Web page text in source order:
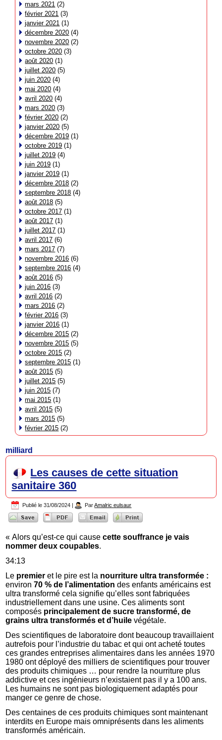
mars 2021 (2)
février 2021 (3)
janvier 2021 (1)
décembre 2020 (4)
novembre 2020 (2)
octobre 2020 (3)
août 2020 (1)
juillet 2020 (5)
juin 2020 (4)
mai 2020 (4)
avril 2020 (4)
mars 2020 (3)
février 2020 (2)
janvier 2020 (5)
décembre 2019 (1)
octobre 2019 (1)
juillet 2019 (4)
juin 2019 (1)
janvier 2019 (1)
décembre 2018 (2)
septembre 2018 (4)
août 2018 (5)
octobre 2017 (1)
août 2017 (1)
juillet 2017 (1)
avril 2017 (6)
mars 2017 (7)
novembre 2016 (6)
septembre 2016 (4)
août 2016 (5)
juin 2016 (3)
avril 2016 (2)
mars 2016 (2)
février 2016 (3)
janvier 2016 (1)
décembre 2015 (2)
novembre 2015 (5)
octobre 2015 (2)
septembre 2015 (1)
août 2015 (5)
juillet 2015 (5)
juin 2015 (7)
mai 2015 (1)
avril 2015 (5)
mars 2015 (5)
février 2015 (2)
milliard
Les causes de cette situation
sanitaire 360
Publié le 31/08/2024 | Par Amalric eulsaur
« Alors qu’est-ce qui causecette souffrance je vais
nommer deux coupables.
34:13
Le premier et le pire est la nourriture ultra transformée :
environ70 % de l’alimentation des enfants américains est
ultra transformé cela signifie qu’elles sont fabriquées
industriellement dans une usine. Ces aliments sont
composés principalement de sucre transformé, de
grains ultra transformés et d’huile végétale.
Des scientifiques de laboratoire dont beaucoup travaillaient
autrefois pour l’industrie du tabac et qui ont acheté toutes
ces grandes entreprises alimentaires dans les années 1970
1980 ont déployé des milliers de scientifiques pour trouver
des produits chimiques … pour rendre la nourriture plus
addictive et ces ingénieurs n’existaient pas il y a 100 ans.
Les humains ne sont pas biologiquement adaptés pour
manger ce genre de chose.
Des centaines de ces produits chimiques sont maintenant
interdits en Europe mais omniprésents dans les aliments
transformés américain.